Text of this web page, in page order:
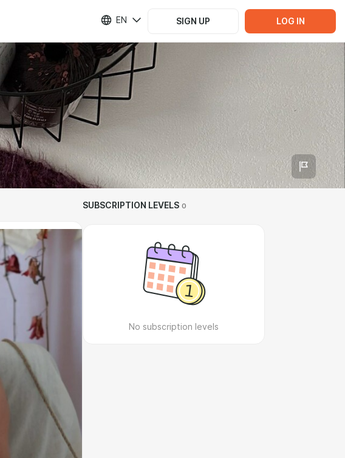
EN SIGN UP LOG IN
SUBSCRIPTION LEVELS 0
No subscription levels